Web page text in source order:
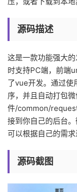
源码描述
这是一款功能强大
时支持PC端，前端
了vue开发。通过使
序，并且自动打包
件/common/
接到你自己的后台。
可以根据自己的需求
源码截图